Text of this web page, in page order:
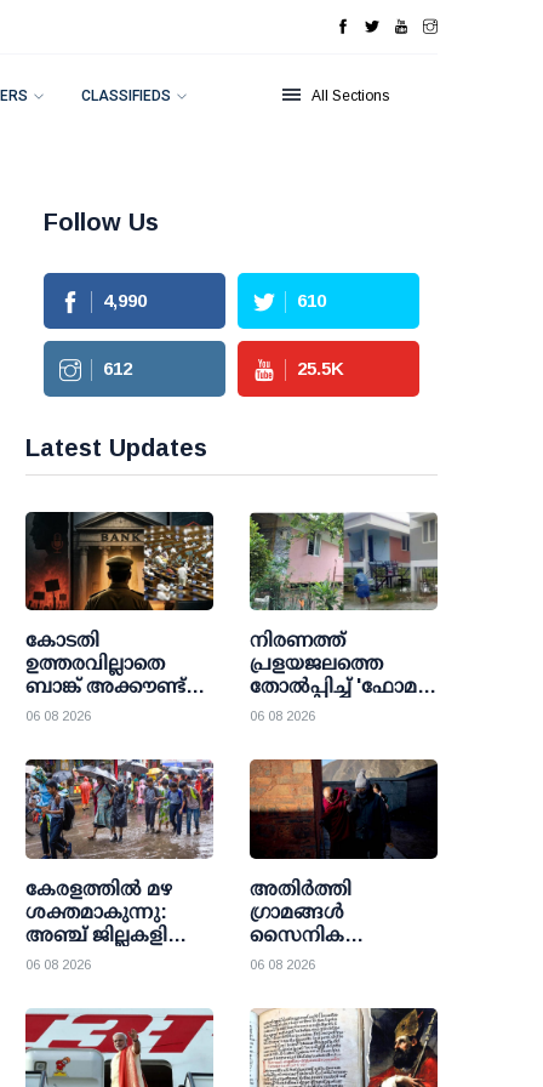
CLASSIFIEDS All Sections
Follow Us
4,990 610
612 25.5K
Latest Updates
കോടതി
ഉത്തരവില്ലാതെ
ബാങ്ക് അക്കൗണ്ട്
വിവരങ്ങള്‍
ബാങ്കേഴ്സ് ബുക്ക്
എവിഡന്‍സ്
ബില്ലിന്
ലോക്സഭയുടെ
അംഗീകാരം
06 08 2026
നിരണത്ത്
പ്രളയജലത്തെ
തോല്‍പ്പിച്ച് 'ഫോമ
വില്ലേജ്'; 36
കാവലായി
പ്രവാസികളുടെ
മാതൃകാ നിര്‍മാണം
06 08 2026
കേരളത്തില്‍ മഴ
ശക്തമാകുന്നു:
അഞ്ച് ജില്ലകളിലെ
വിദ്യാഭ്യാസ
വെള്ളിയാഴ്ച
അവധി
06 08 2026
അതിര്‍ത്തി
ഗ്രാമങ്ങള്‍
സൈനിക
താവളങ്ങളാക്കുന്നു;
സാംസ്‌കാരിക
അധിനിവേശവും
സൈനിക നീക്കവും
ശക്തിപ്പെടുത്തി
06 08 2026